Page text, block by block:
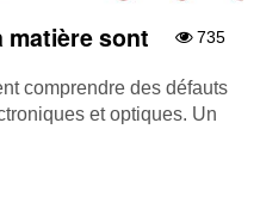
735
matière sont
comprendre des défauts
et optiques. Un